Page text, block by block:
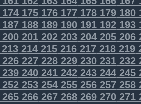
174 175 176 177 178 179 180
187 188 189 190 191 192 193
200 201 202 203 204 205 206
213 214 215 216 217 218 219
226 227 228 229 230 231 232
239 240 241 242 243 244 245
252 253 254 255 256 257 258
265 266 267 268 269 270 271